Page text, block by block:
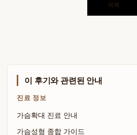
목록
이 후기와 관련된 안내
진료 정보
가슴확대 진료 안내
가슴성형 종합 가이드